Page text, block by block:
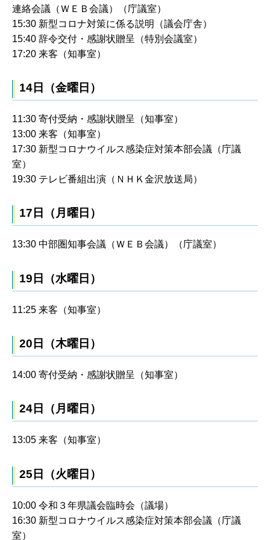
連絡会議（ＷＥＢ会議）（庁議室）
15:30 新型コロナ対策に係る説明（議会庁舎）
15:40 辞令交付・感謝状贈呈（特別会議室）
17:20 来客（知事室）
14日（金曜日）
11:30 寄付受納・感謝状贈呈（知事室）
13:00 来客（知事室）
17:30 新型コロナウイルス感染症対策本部会議（庁議
室）
19:30 テレビ番組出演（ＮＨＫ金沢放送局）
17日（月曜日）
13:30 中部圏知事会議（ＷＥＢ会議）（庁議室）
19日（水曜日）
11:25 来客（知事室）
20日（木曜日）
14:00 寄付受納・感謝状贈呈（知事室）
24日（月曜日）
13:05 来客（知事室）
25日（火曜日）
10:00 令和３年県議会臨時会（議場）
16:30 新型コロナウイルス感染症対策本部会議（庁議
室）